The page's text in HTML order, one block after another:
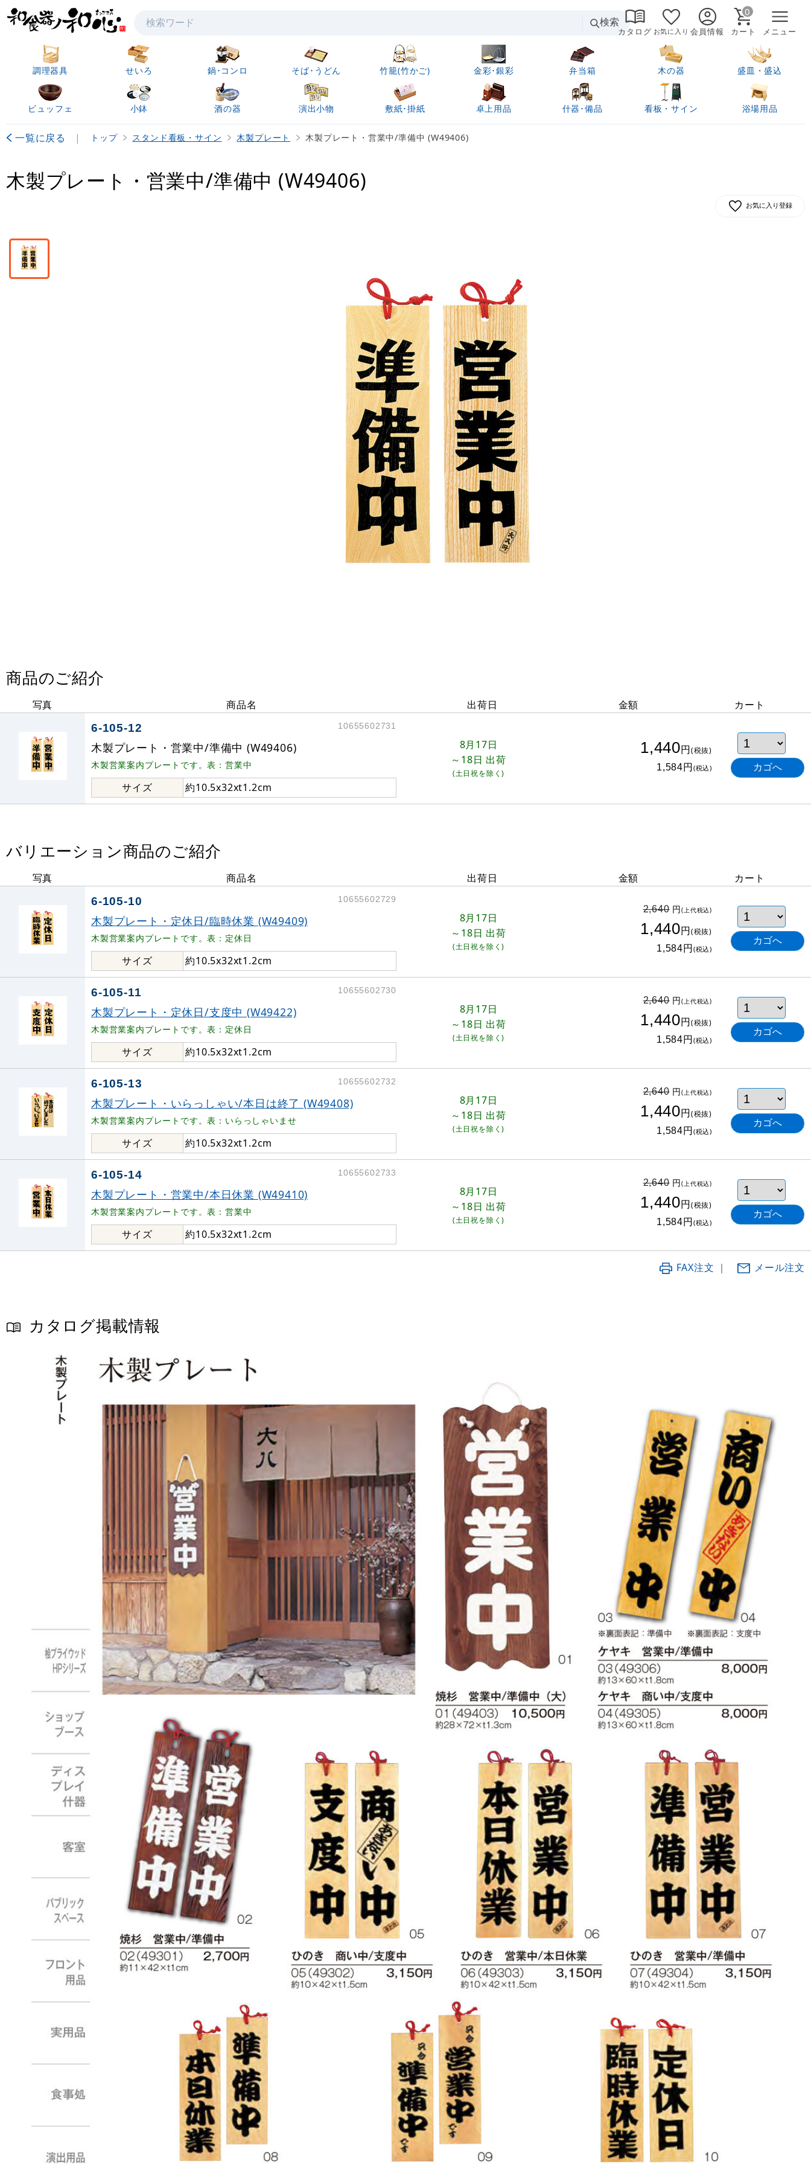
検索
検索
カタログ お気に入り 会員情報
0
カート メニュー
調理器具 せいろ 鍋･コンロ そば･うどん 竹籠(竹かご) 金彩･銀彩 弁当箱 木の器 盛皿・盛込
ビュッフェ 小鉢 酒の器 演出小物 敷紙･掛紙 卓上用品 什器･備品 看板・サイン 浴場用品
一覧に戻る | トップ スタンド看板・サイン 木製プレート 木製プレート・営業中/準備中 (W49406)
木製プレート・営業中/準備中 (W49406)
お気に入り登録
商品のご紹介
写真 商品名 出荷日 金額 カート
6-105-12 10655602731
木製プレート・営業中/準備中 (W49406)
木製営業案内プレートです。表：営業中
サイズ 約10.5x32xt1.2cm
8月17日
～18日 出荷
(土日祝を除く)
1,440円(税抜)
1,584円(税込)
バリエーション商品のご紹介
写真 商品名 出荷日 金額 カート
6-105-10 10655602729
木製プレート・定休日/臨時休業 (W49409)
木製営業案内プレートです。表：定休日
サイズ 約10.5x32xt1.2cm
8月17日
～18日 出荷
(土日祝を除く)
2,640円(上代税込)
1,440円(税抜)
1,584円(税込)
6-105-11 10655602730
木製プレート・定休日/支度中 (W49422)
木製営業案内プレートです。表：定休日
サイズ 約10.5x32xt1.2cm
8月17日
～18日 出荷
(土日祝を除く)
2,640円(上代税込)
1,440円(税抜)
1,584円(税込)
6-105-13 10655602732
木製プレート・いらっしゃい/本日は終了 (W49408)
木製営業案内プレートです。表：いらっしゃいませ
サイズ 約10.5x32xt1.2cm
8月17日
～18日 出荷
(土日祝を除く)
2,640円(上代税込)
1,440円(税抜)
1,584円(税込)
6-105-14 10655602733
木製プレート・営業中/本日休業 (W49410)
木製営業案内プレートです。表：営業中
サイズ 約10.5x32xt1.2cm
8月17日
～18日 出荷
(土日祝を除く)
2,640円(上代税込)
1,440円(税抜)
1,584円(税込)
FAX注文 ｜ メール注文
カタログ掲載情報